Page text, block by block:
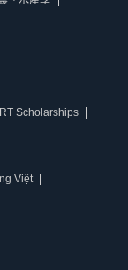
Scholarships
Việt